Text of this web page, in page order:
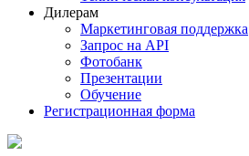
Дилерам
Маркетинговая поддержка
Запрос на API
Фотобанк
Презентации
Обучение
Регистрационная форма